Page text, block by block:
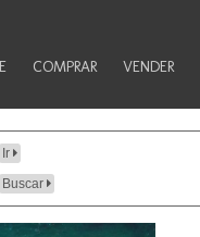
COMPRAR VENDER
Ir
Buscar